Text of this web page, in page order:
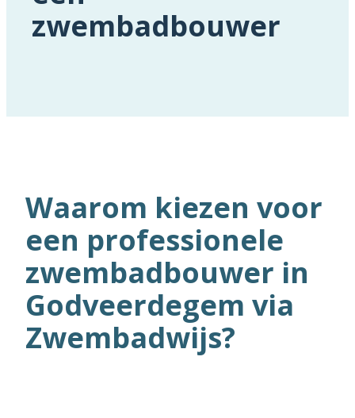
zwembadbouwer
Waarom kiezen voor
een professionele
zwembadbouwer in
Godveerdegem via
Zwembadwijs?